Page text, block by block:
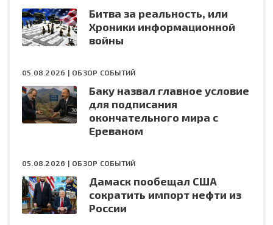
Битва за реальность, или
Хроники информационной
войны
05.08.2026 | ОБЗОР СОБЫТИЙ
Баку назвал главное условие
для подписания
окончательного мира с
Ереваном
05.08.2026 | ОБЗОР СОБЫТИЙ
Дамаск пообещал США
сократить импорт нефти из
России